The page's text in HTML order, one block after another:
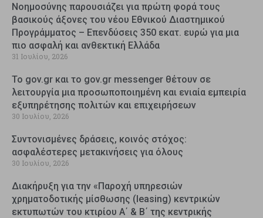
Νοημοσύνης παρουσιάζει για πρώτη φορά τους
βασικούς άξονες του νέου Εθνικού Διαστημικού
Προγράμματος – Επενδύσεις 350 εκατ. ευρώ για μια
πιο ασφαλή και ανθεκτική Ελλάδα
31 Ιουλίου, 2026
Το gov.gr και το gov.gr messenger θέτουν σε
λειτουργία μια προσωποποιημένη και ενιαία εμπειρία
εξυπηρέτησης πολιτών και επιχειρήσεων
30 Ιουλίου, 2026
Συντονισμένες δράσεις, κοινός στόχος:
ασφαλέστερες μετακινήσεις για όλους
30 Ιουλίου, 2026
Διακήρυξη για την «Παροχή υπηρεσιών
χρηματοδοτικής μίσθωσης (leasing) κεντρικών
εκτυπωτών του κτιρίου Α΄ & Β΄ της κεντρικής